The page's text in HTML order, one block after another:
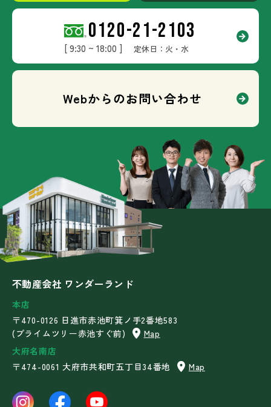
0120-21-2103
[ 9:30 ~ 18:00 ] 定休日：火・水
Webからのお問い合わせ
不動産会社 ワンダーランド
本店
〒470-0126 日進市赤池町箕ノ手2番地583
(プライムツリー赤池すぐ前)
Map
大府名南店
〒474-0061 大府市共和町五丁目34番地
Map